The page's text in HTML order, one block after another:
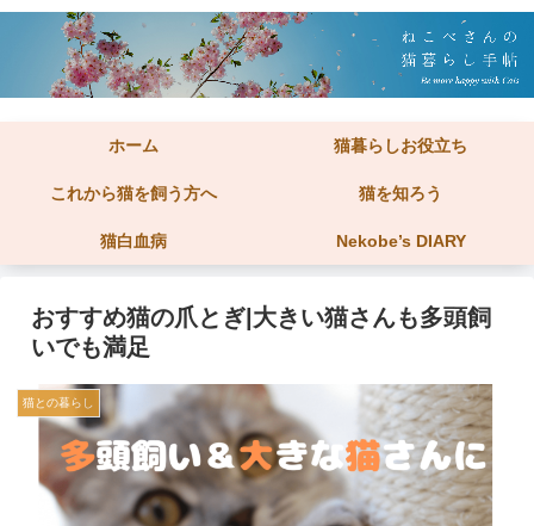
ホーム 猫暮らしお役立ち
これから猫を飼う方へ 猫を知ろう
猫白血病 Nekobe’s DIARY
おすすめ猫の爪とぎ|大きい猫さんも多頭飼
いでも満足
猫との暮らし